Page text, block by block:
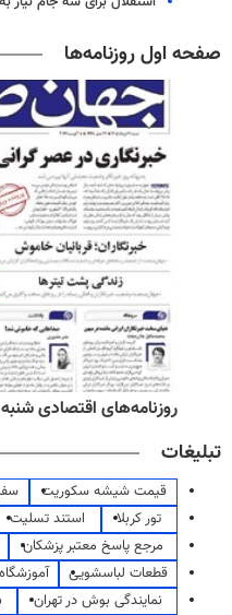
صفحه اول روزنامه‌ها
روزنامه‌های اقتصادی شنبه ۱۷ مرداد ۱۴۰۵
تبلیغات
قیمت شیشه سکوریت
تور کربلا
استند تسلیت
مرجع پاسخ معتبر پزشکان
قطعات لباسشویی
نمایندگی بوش در تهران